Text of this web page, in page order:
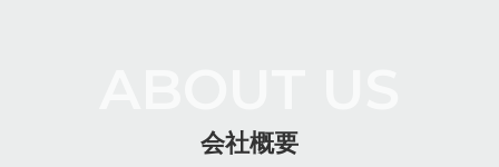
会社概要